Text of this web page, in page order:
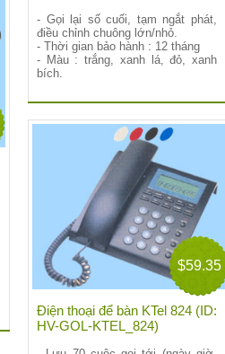
- Gọi lại số cuối, tạm ngắt phát,
điều chỉnh chuông lớn/nhỏ.
- Thời gian bảo hành : 12 tháng
- Màu : trắng, xanh lá, đỏ, xanh
bích.
$59.35
Điện thoại để bàn KTel 824 (ID:
HV-GOL-KTEL_824)